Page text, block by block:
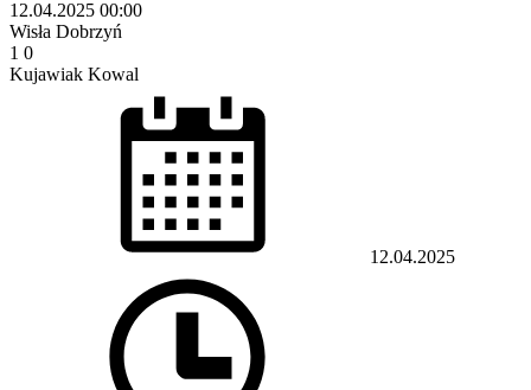
12.04.2025 00:00
Wisła Dobrzyń
1 0
Kujawiak Kowal
12.04.2025